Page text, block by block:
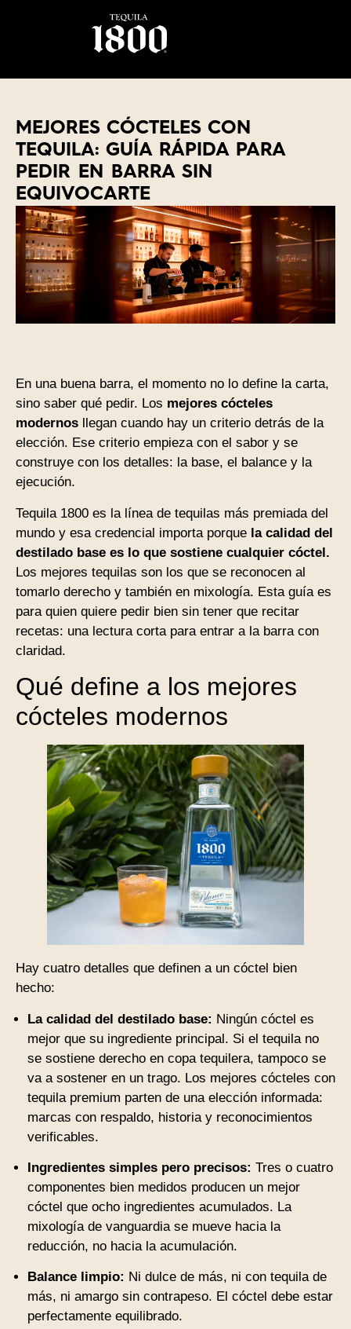
MEJORES CÓCTELES CON
TEQUILA: GUÍA RÁPIDA PARA
PEDIR EN BARRA SIN
EQUIVOCARTE
En una buena barra, el momento no lo define la carta,
sino saber qué pedir. Los mejores cócteles
modernos llegan cuando hay un criterio detrás de la
elección. Ese criterio empieza con el sabor y se
construye con los detalles: la base, el balance y la
ejecución.
Tequila 1800 es la línea de tequilas más premiada del
mundo y esa credencial importa porque la calidad del
destilado base es lo que sostiene cualquier cóctel.
Los mejores tequilas son los que se reconocen al
tomarlo derecho y también en mixología. Esta guía es
para quien quiere pedir bien sin tener que recitar
recetas: una lectura corta para entrar a la barra con
claridad.
Qué define a los mejores
cócteles modernos
Hay cuatro detalles que definen a un cóctel bien
hecho:
La calidad del destilado base: Ningún cóctel es
mejor que su ingrediente principal. Si el tequila no
se sostiene derecho en copa tequilera, tampoco se
va a sostener en un trago. Los mejores cócteles con
tequila premium parten de una elección informada:
marcas con respaldo, historia y reconocimientos
verificables.
Ingredientes simples pero precisos: Tres o cuatro
componentes bien medidos producen un mejor
cóctel que ocho ingredientes acumulados. La
mixología de vanguardia se mueve hacia la
reducción, no hacia la acumulación.
Balance limpio: Ni dulce de más, ni con tequila de
más, ni amargo sin contrapeso. El cóctel debe estar
perfectamente equilibrado.